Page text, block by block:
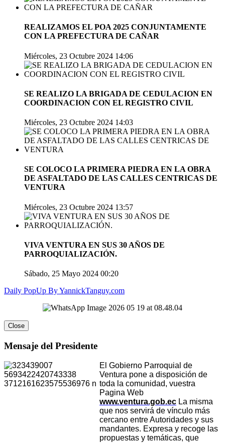
REALIZAMOS EL POA 2025 CONJUNTAMENTE
CON LA PREFECTURA DE CAÑAR
Miércoles, 23 Octubre 2024 14:06
SE REALIZO LA BRIGADA DE CEDULACION EN
COORDINACION CON EL REGISTRO CIVIL
Miércoles, 23 Octubre 2024 14:03
SE COLOCO LA PRIMERA PIEDRA EN LA OBRA
DE ASFALTADO DE LAS CALLES CENTRICAS DE
VENTURA
Miércoles, 23 Octubre 2024 13:57
VIVA VENTURA EN SUS 30 AÑOS DE
PARROQUIALIZACIÓN.
Sábado, 25 Mayo 2024 00:20
Daily PopUp By YannickTanguy.com
Mensaje del Presidente
El Gobierno Parroquial de
Ventura pone a disposición de
toda la comunidad, vuestra
Pagina Web
www.ventura.gob.ec La misma
que nos servirá de vínculo más
cercano entre Autoridades y sus
mandantes. Expresa y recoge las
propuestas y temáticas, que